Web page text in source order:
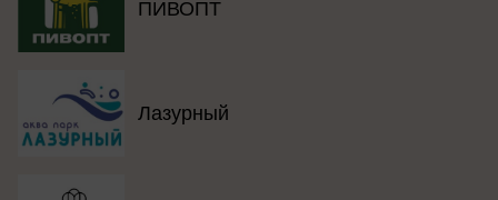
ПИВОПТ
Лазурный